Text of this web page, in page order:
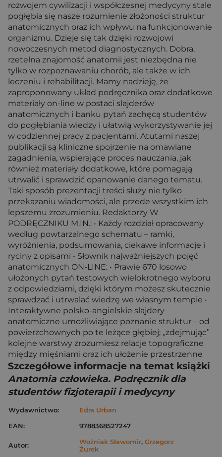
rozwojem cywilizacji i współczesnej medycyny stale
pogłębia się nasze rozumienie złożoności struktur
anatomicznych oraz ich wpływu na funkcjonowanie
organizmu. Dzieje się tak dzięki rozwojowi
nowoczesnych metod diagnostycznych. Dobra,
rzetelna znajomość anatomii jest niezbędna nie
tylko w rozpoznawaniu chorób, ale także w ich
leczeniu i rehabilitacji. Mamy nadzieję, że
zaproponowany układ podręcznika oraz dodatkowe
materiały on-line w postaci slajderów
anatomicznych i banku pytań zachęcą studentów
do pogłębiania wiedzy i ułatwią wykorzystywanie jej
w codziennej pracy z pacjentami. Atutami naszej
publikacji są kliniczne spojrzenie na omawiane
zagadnienia, wspierające proces nauczania, jak
również materiały dodatkowe, które pomagają
utrwalić i sprawdzić opanowanie danego tematu.
Taki sposób prezentacji treści służy nie tylko
przekazaniu wiadomości, ale przede wszystkim ich
lepszemu zrozumieniu. Redaktorzy W
PODRĘCZNIKU M.IN.: • Każdy rozdział opracowany
według powtarzalnego schematu – ramki,
wyróżnienia, podsumowania, ciekawe informacje i
ryciny z opisami • Słownik najważniejszych pojęć
anatomicznych ON-LINE: • Prawie 670 losowo
ułożonych pytań testowych wielokrotnego wyboru
z odpowiedziami, dzięki którym możesz skutecznie
sprawdzać i utrwalać wiedzę we własnym tempie •
Interaktywne polsko-angielskie slajdery
anatomiczne umożliwiające poznanie struktur – od
powierzchownych po te leżące głębiej; „zdejmując”
kolejne warstwy zrozumiesz relacje topograficzne
między mięśniami oraz ich ułożenie przestrzenne
Szczegółowe informacje na temat książki
Anatomia człowieka. Podręcznik dla
studentów fizjoterapii i medycyny
Wydawnictwo:
Edra Urban
EAN:
9788368527247
Autor: Woźniak Sławomir, Grzegorz
Żurek